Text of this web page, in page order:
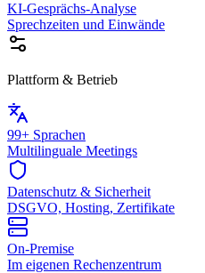
KI-Gesprächs-Analyse
Sprechzeiten und Einwände
Plattform & Betrieb
99+ Sprachen
Multilinguale Meetings
Datenschutz & Sicherheit
DSGVO, Hosting, Zertifikate
On-Premise
Im eigenen Rechenzentrum